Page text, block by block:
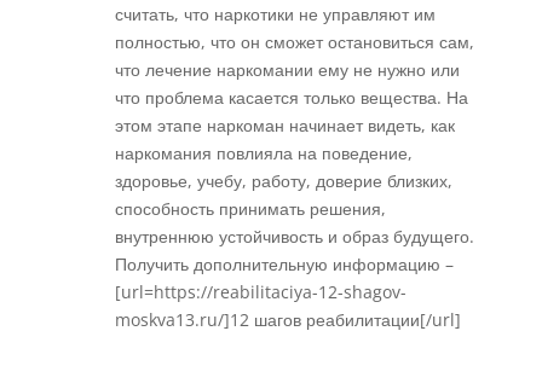
считать, что наркотики не управляют им
полностью, что он сможет остановиться сам,
что лечение наркомании ему не нужно или
что проблема касается только вещества. На
этом этапе наркоман начинает видеть, как
наркомания повлияла на поведение,
здоровье, учебу, работу, доверие близких,
способность принимать решения,
внутреннюю устойчивость и образ будущего.
Получить дополнительную информацию –
[url=https://reabilitaciya-12-shagov-
moskva13.ru/]12 шагов реабилитации[/url]